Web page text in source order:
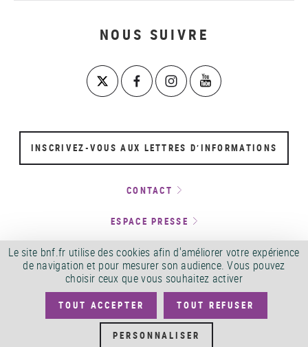
NOUS SUIVRE
INSCRIVEZ-VOUS AUX LETTRES D’INFORMATIONS
CONTACT
ESPACE PRESSE
LOCATION D’ESPACES ET TOURNAGES
SERVICE ACCEO
Le site bnf.fr utilise des cookies afin d'améliorer votre expérience
de navigation et pour mesurer son audience. Vous pouvez
choisir ceux que vous souhaitez activer
TOUT ACCEPTER TOUT REFUSER
PERSONNALISER